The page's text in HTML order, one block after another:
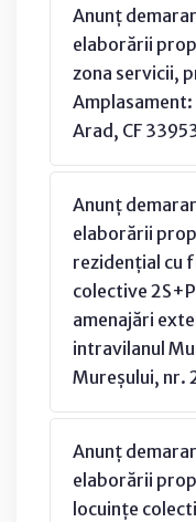
Anunț
elaborării
zona servicii,
Arad, CF
Anunț
elaborării
rezidențial cu
colective
amenajări
intravilanul
Mureșului, nr.
Anunț
elaborării
locuințe